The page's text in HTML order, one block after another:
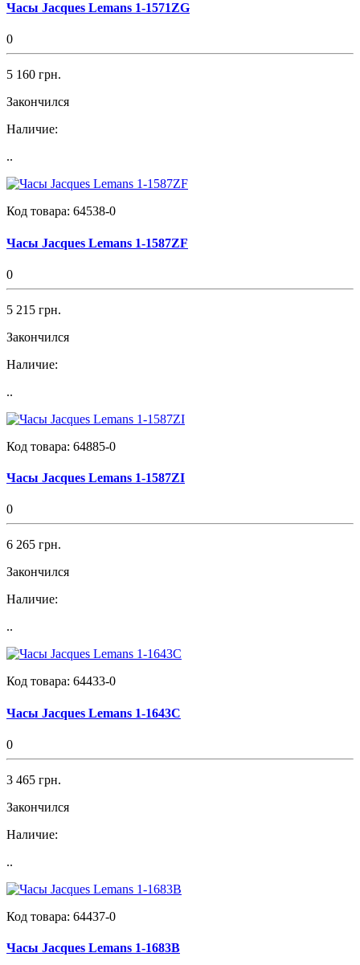
Часы Jacques Lemans 1-1571ZG
0
5 160 грн.
Закончился
Наличие:
..
Код товара: 64538-0
Часы Jacques Lemans 1-1587ZF
0
5 215 грн.
Закончился
Наличие:
..
Код товара: 64885-0
Часы Jacques Lemans 1-1587ZI
0
6 265 грн.
Закончился
Наличие:
..
Код товара: 64433-0
Часы Jacques Lemans 1-1643C
0
3 465 грн.
Закончился
Наличие:
..
Код товара: 64437-0
Часы Jacques Lemans 1-1683B